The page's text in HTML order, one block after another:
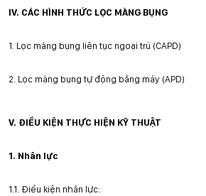
IV. CÁC HÌNH THỨC LỌC MÀNG BỤNG
1. Lọc màng bụng liên tục ngoại trú (CAPD)
2. Lọc màng bụng tự động bằng máy (APD)
V. ĐIỀU KIỆN THỰC HIỆN KỸ THUẬT
1. Nhân lực
1.1. Điều kiện nhân lực: